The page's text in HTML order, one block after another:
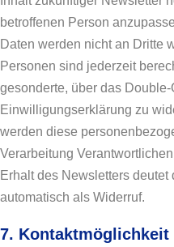
betroffenen Person
Daten werden nicht an Dritte
Personen sind jederzeit
gesonderte, über das
Einwilligungserklärung zu
werden diese
Verarbeitung
Erhalt des Newsletters
automatisch als Widerruf.
7.